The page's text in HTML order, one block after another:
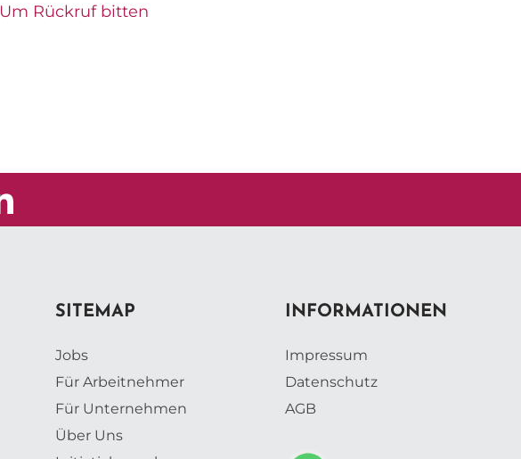
Um Rückruf bitten
SITEMAP
Jobs
Für Arbeitnehmer
Für Unternehmen
Über Uns
INFORMATIONEN
Impressum
Datenschutz
AGB